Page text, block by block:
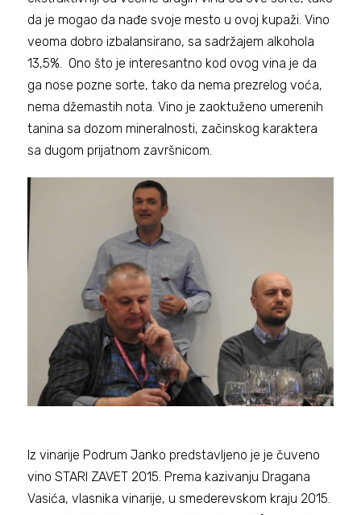
da je mogao da nađe svoje mesto u ovoj kupaži. Vino
veoma dobro izbalansirano, sa sadržajem alkohola
13,5%. Ono što je interesantno kod ovog vina je da
ga nose pozne sorte, tako da nema prezrelog voća,
nema džemastih nota. Vino je zaoktuženo umerenih
tanina sa dozom mineralnosti, začinskog karaktera
sa dugom prijatnom završnicom.
Iz vinarije Podrum Janko predstavljeno je je čuveno
vino STARI ZAVET 2015. Prema kazivanju Dragana
Vasića, vlasnika vinarije, u smederevskom kraju 2015.